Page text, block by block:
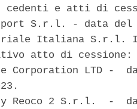
cedenti e atti di
S.r.l. - data
Italiana S.r.l.
atto di cessione:
Corporation LTD -
Reoco 2 S.r.l.  -